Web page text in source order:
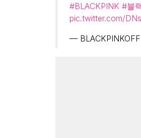
#BLACKPINK #블
pic.twitter.com/
—